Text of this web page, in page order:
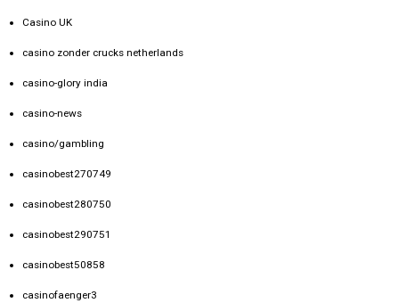
Casino UK
casino zonder crucks netherlands
casino-glory india
casino-news
casino/gambling
casinobest270749
casinobest280750
casinobest290751
casinobest50858
casinofaenger3